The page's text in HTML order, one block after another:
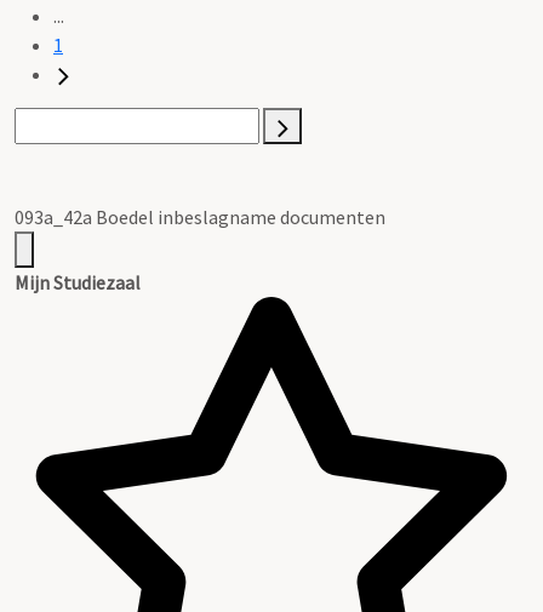
...
1
093a_42a Boedel inbeslagname documenten
Mijn Studiezaal